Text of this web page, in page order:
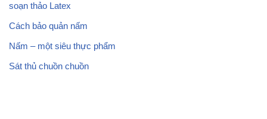
soạn thảo Latex
Cách bảo quản nấm
Nấm – một siêu thực phẩm
Sát thủ chuồn chuồn